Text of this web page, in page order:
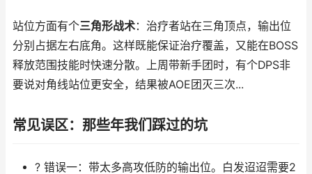
站位方面有个三角形战术：治疗者站在三角顶点，输出位
分别占据左右底角。这样既能保证治疗覆盖，又能在BOSS
释放范围技能时快速分散。上周带新手团时，有个DPS非
要说对角线站位更安全，结果被AOE团灭三次...
常见误区：那些年我们踩过的坑
? 错误一：带太多高攻低防的输出位。白发迢迢需要2